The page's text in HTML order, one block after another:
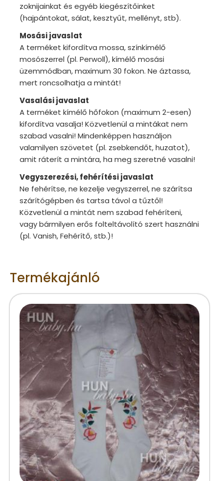
zoknijainkat és egyéb kiegészítőinket
(hajpántokat, sálat, kesztyűt, mellényt, stb).
Mosási javaslat
A terméket kifordítva mossa, színkímélő
mosószerrel (pl. Perwoll), kímélő mosási
üzemmódban, maximum 30 fokon. Ne áztassa,
mert roncsolhatja a mintát!
Vasalási javaslat
A terméket kímélő hőfokon (maximum 2-esen)
kifordítva vasalja! Közvetlenül a mintákat nem
szabad vasalni! Mindenképpen használjon
valamilyen szövetet (pl. zsebkendőt, huzatot),
amit ráterít a mintára, ha meg szeretné vasalni!
Vegyszerezési, fehérítési javaslat
Ne fehérítse, ne kezelje vegyszerrel, ne szárítsa
szárítógépben és tartsa távol a tűztől!
Közvetlenül a mintát nem szabad fehéríteni,
vagy bármilyen erős folteltávolító szert használni
(pl. Vanish, Fehérítő, stb.)!
Termékajánló